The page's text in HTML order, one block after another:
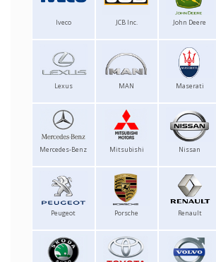
Iveco JCB Inc. John Deere
Lexus MAN Maserati
Mercedes-Benz Mitsubishi Nissan
Peugeot Porsche Renault